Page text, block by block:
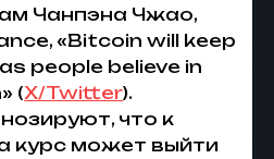
Чанпэна Чжао,
«Bitcoin will keep
people believe in
(X/Twitter).
что к
курс может выйти